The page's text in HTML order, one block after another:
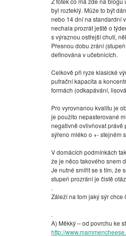
byl rozteklý. Může to být
nebo 14 dní na standardní
nechala prozrát ještě o
s výraznou ostřejší chutí,
Přesnou dobu zrání
definována v učebnicích.
Celkově při ryze klasické
pufrační kapacita a
formách (odkapávání,
Pro vyrovnanou kvalitu je
je použito nepasterované
negativně ovlivňovat právě
sýřeno mléko o +- stejném
V domácích podmínkách
že je něco takového snem
Je nutné smířit se s tím, že
stupeň prozrání je čistě
.
Záleží na tom jaký sýr
.
A) Měkký – od povrchu ke
http://